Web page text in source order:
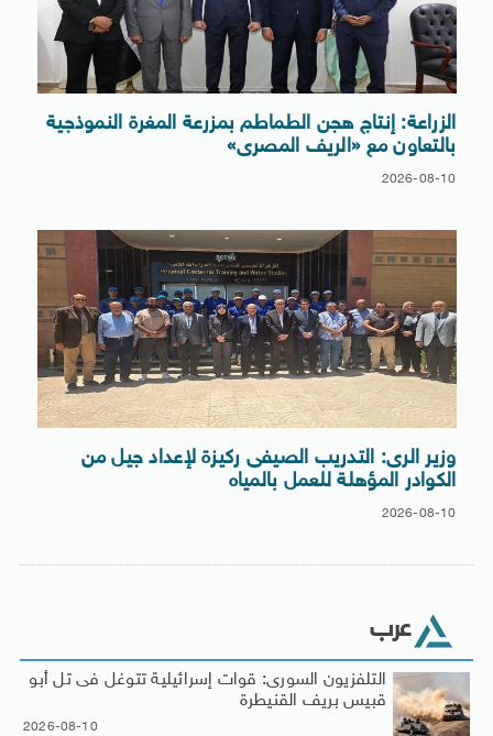
الزراعة: إنتاج هجن الطماطم بمزرعة المغرة النموذجية
بالتعاون مع «الريف المصرى»
2026-08-10
وزير الرى: التدريب الصيفى ركيزة لإعداد جيل من
الكوادر المؤهلة للعمل بالمياه
2026-08-10
عرب
التلفزيون السورى: قوات إسرائيلية تتوغل فى تل أبو
قبيس بريف القنيطرة
2026-08-10